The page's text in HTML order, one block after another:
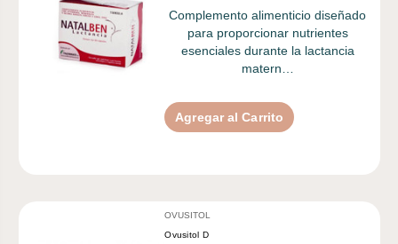
Complemento alimenticio diseñado
para proporcionar nutrientes
esenciales durante la lactancia
matern…
Agregar al Carrito
OVUSITOL
Ovusitol D